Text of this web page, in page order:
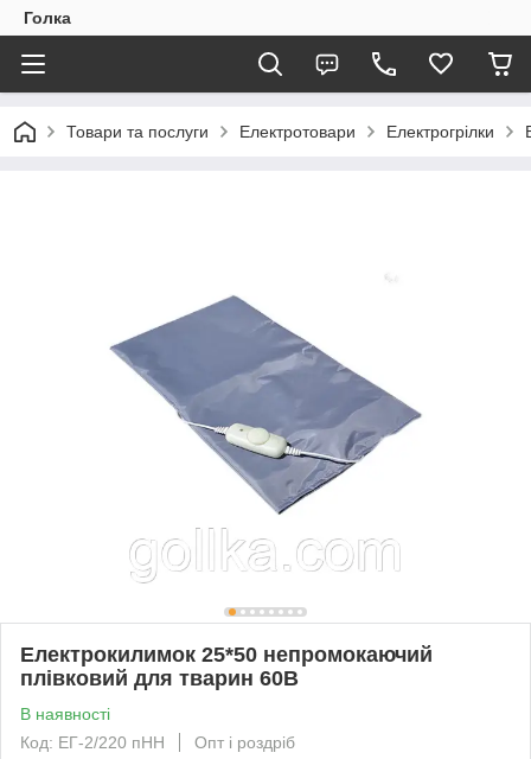
Голка
Товари та послуги Електротовари Електрогрілки
Електрокилимок 25*50 непромокаючий
плівковий для тварин 60В
В наявності
Код: ЕГ-2/220 пНН
Опт і роздріб